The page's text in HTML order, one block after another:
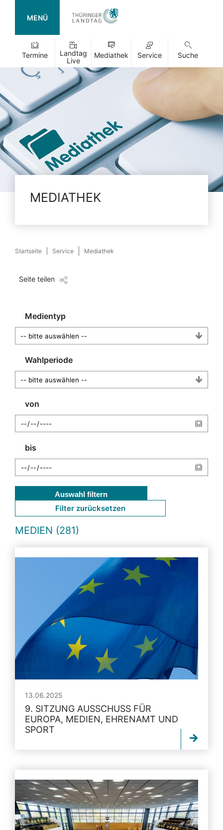
MENÜ
Termine
Landtag
Live
Mediathek Service Suche
MEDIATHEK
Startseite Service Mediathek
Seite teilen
Medientyp
Wahlperiode
von
bis
Auswahl filtern
Filter zurücksetzen
MEDIEN (281)
13.06.2025
9. SITZUNG AUSSCHUSS FÜR
EUROPA, MEDIEN, EHRENAMT UND
SPORT